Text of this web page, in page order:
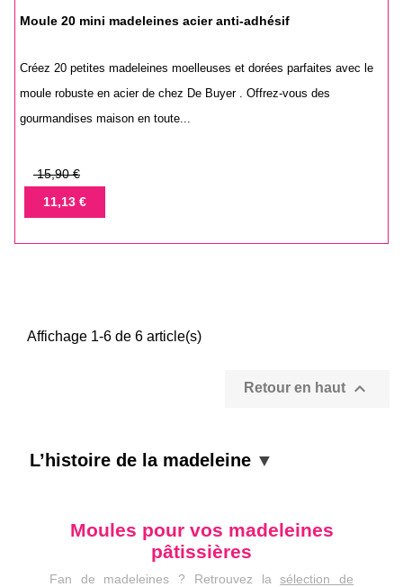
Moules pour vos madeleines
pâtissières
Fan de madeleines ? Retrouvez lasélection de
Moule 20 mini madeleines acier anti-adhésif
Créez 20 petites madeleines moelleuses et dorées parfaites avec le
moule robuste en acier de chez De Buyer . Offrez-vous des
gourmandises maison en toute...
Prix
base
15,90 €
Prix11,13 €
Affichage 1-6 de 6 article(s)
Retour en haut 
L’histoire de la madeleine